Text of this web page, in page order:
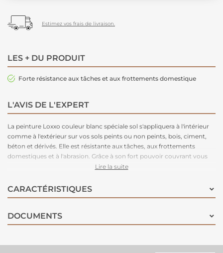
Estimez vos frais de livraison.
LES + DU PRODUIT
Forte résistance aux tâches et aux frottements domestique
L'AVIS DE L'EXPERT
La peinture Loxxo couleur blanc spéciale sol s'appliquera à l'intérieur
comme à l'extérieur sur vos sols peints ou non peints, bois, ciment,
béton et dérivés. Elle est résistante aux tâches, aux frottements
domestiques et à l'abrasion. Grâce à son fort pouvoir couvrant vous
pourrez repeindre facilement vos sols à usage domestique. Votre
Spirit. Elle sera séche au toucher en 5 heures ou recouvrable en 10
heures. Nous vous recommandons fortement d'appliquer une sous-
Loxxo spéciale sol.
Lire la suite
CARACTÉRISTIQUES
DOCUMENTS